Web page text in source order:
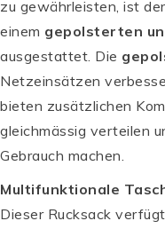
zu gewährleisten, ist
einem gepolsterten
ausgestattet. Die
Netzeinsätzen
bieten zusätzlichen
gleichmässig verteilen
Gebrauch machen.
Multifunktionale
Dieser Rucksack